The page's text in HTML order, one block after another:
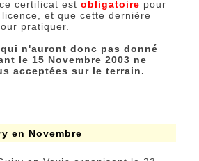
certificat est obligatoire pour
et que cette dernière
pratiquer.
n'auront donc pas donné
le 15 Novembre 2003 ne
acceptées sur le terrain.
en Novembre